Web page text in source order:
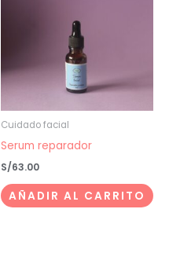
Cuidado facial
Serum reparador
S/63.00
AÑADIR AL CARRITO